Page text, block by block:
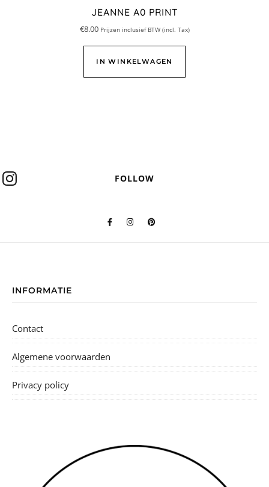
JEANNE A0 PRINT
€8.00 Prijzen inclusief BTW (incl. Tax)
IN WINKELWAGEN
FOLLOW
INFORMATIE
Contact
Algemene voorwaarden
Privacy policy